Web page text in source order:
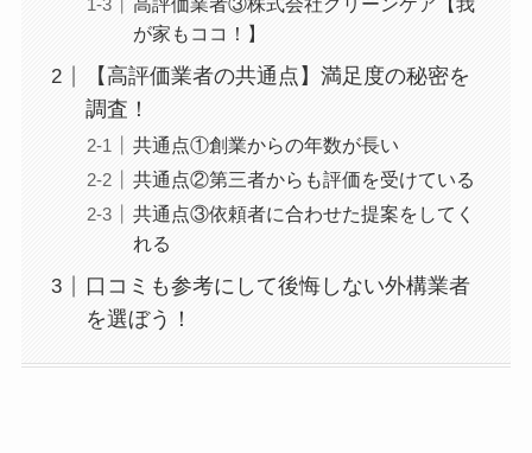
が家もココ！】
【高評価業者の共通点】満足度の秘密を
調査！
共通点①創業からの年数が長い
共通点②第三者からも評価を受けている
共通点③依頼者に合わせた提案をしてく
れる
口コミも参考にして後悔しない外構業者
を選ぼう！